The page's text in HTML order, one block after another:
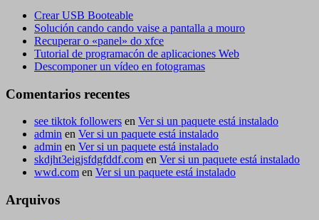
Crear USB Booteable
Solución cando cando vaise a pantalla a mouro
Recuperar o «panel» do xfce
Tutorial de programacón de aplicaciones Web
Descomponer un vídeo en fotogramas
Comentarios recentes
see tiktok followers en Ver si un paquete está instalado
admin en Ver si un paquete está instalado
admin en Ver si un paquete está instalado
skdjht3eigjsfdgfddf.com en Ver si un paquete está instalado
wwd.com en Ver si un paquete está instalado
Arquivos